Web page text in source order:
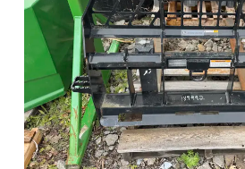
À propos
Promotions
Carrières